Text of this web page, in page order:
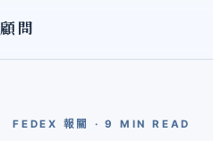
問
FEDEX 報關 · 9 MIN READ